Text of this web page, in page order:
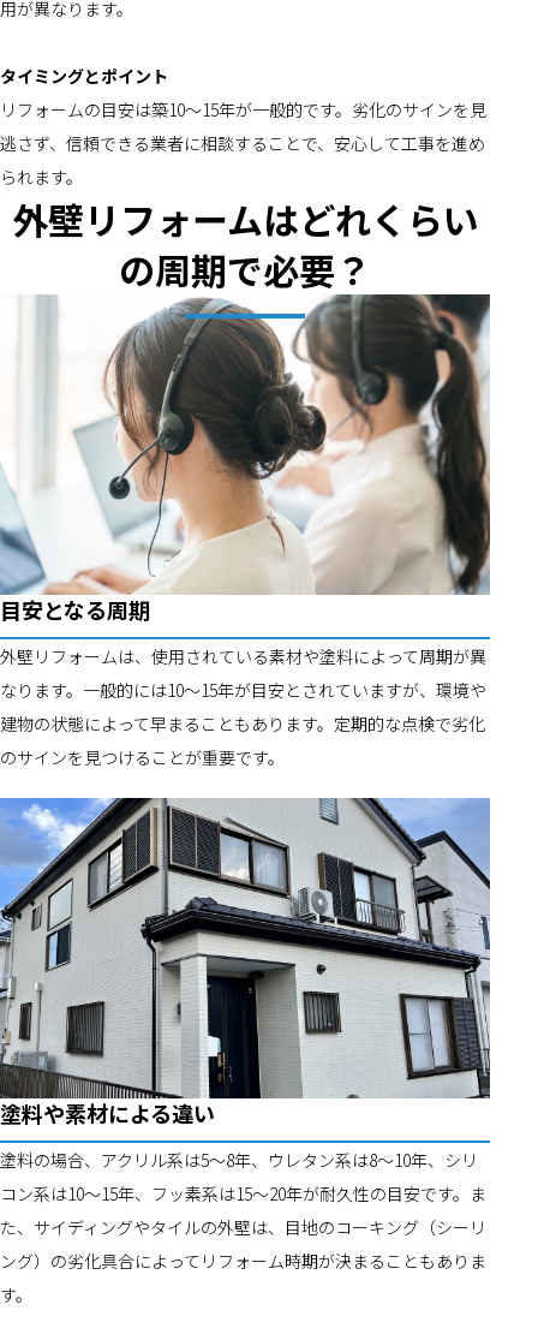
用が異なります。
タイミングとポイント
リフォームの目安は築10～15年が一般的です。劣化のサインを見
逃さず、信頼できる業者に相談することで、安心して工事を進め
られます。
外壁リフォームはどれくらい
の周期で必要？
目安となる周期
外壁リフォームは、使用されている素材や塗料によって周期が異
なります。一般的には10～15年が目安とされていますが、環境や
建物の状態によって早まることもあります。定期的な点検で劣化
のサインを見つけることが重要です。
塗料や素材による違い
塗料の場合、アクリル系は5～8年、ウレタン系は8～10年、シリ
コン系は10～15年、フッ素系は15～20年が耐久性の目安です。ま
た、サイディングやタイルの外壁は、目地のコーキング（シーリ
ング）の劣化具合によってリフォーム時期が決まることもありま
す。